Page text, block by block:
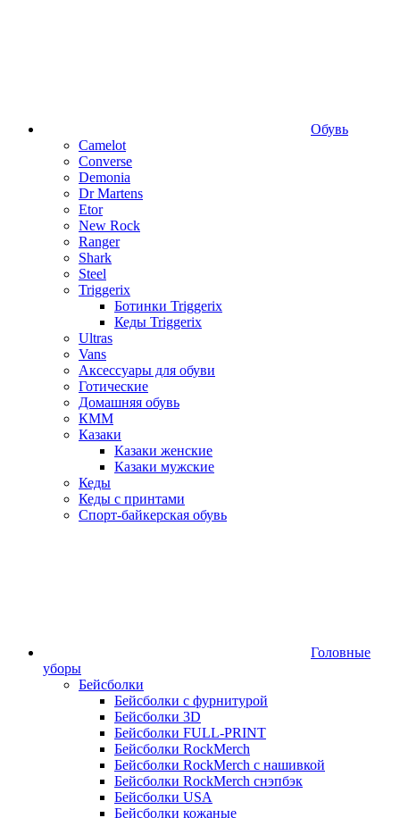
Обувь
Camelot
Converse
Demonia
Dr Martens
Etor
New Rock
Ranger
Shark
Steel
Triggerix
Ботинки Triggerix
Кеды Triggerix
Ultras
Vans
Аксессуары для обуви
Готические
Домашняя обувь
КММ
Казаки
Казаки женские
Казаки мужские
Кеды
Кеды с принтами
Спорт-байкерская обувь
Головные
уборы
Бейсболки
Бейсболки с фурнитурой
Бейсболки 3D
Бейсболки FULL-PRINT
Бейсболки RockMerch
Бейсболки RockMerch с нашивкой
Бейсболки RockMerch снэпбэк
Бейсболки USA
Бейсболки кожаные